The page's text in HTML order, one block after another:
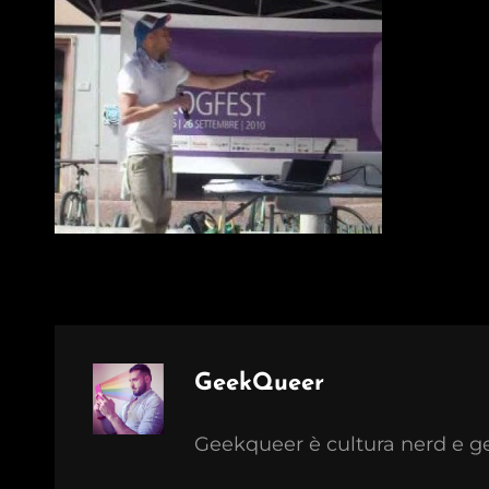
Author:
GeekQueer
Geekqueer è cultura nerd e